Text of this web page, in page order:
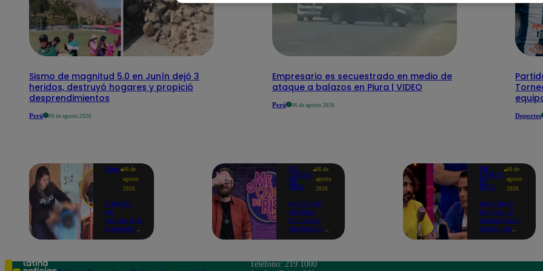
Sismo de magnitud 5.0 en Junín dejó 3
heridos, destruyó hogares y propició
desprendimientos
Perú 06 de agosto 2026
Empresario es secuestrado en medio de
ataque a balazos en Piura | VIDEO
Perú 06 de agosto 2026
Deportes
Lima 06 de
agosto
2026
Captan
en
cámara la
agresión
niño con
ME
CAIGO
DE
RISA
06 de
agosto
2026
Me Caigo
de Risa:
Encuesta
del REACT,
ME
CAIGO
DE
RISA
06 de
agosto
2026
Me Caigo
De Risa: El
inesperado
chiste de
hizo
Teléfono: 219 1000